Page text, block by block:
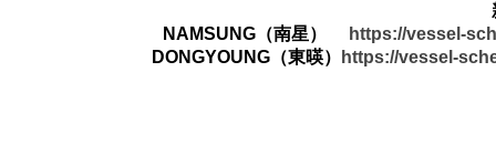
NAMSUNG（南星）
https://vessel-
DONGYOUNG（東暎）
https://vessel-